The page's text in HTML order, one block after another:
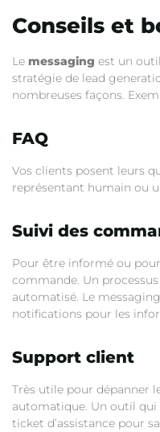
Conseils et
Le messaging est un
stratégie de lead
nombreuses façons.
FAQ
Vos clients posent leurs
représentant humain ou
Suivi des
Pour être informé ou
commande. Un
automatisé. Le
notifications pour les
Support client
Très utile pour dépanner
automatique. Un outil qui
ticket d’assistance pour